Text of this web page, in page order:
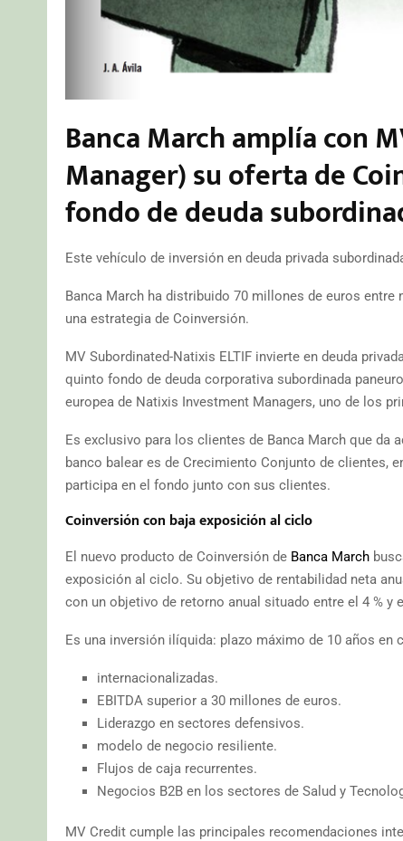
Banca March amplía con
Manager) su oferta de
fondo de deuda
Este vehículo de inversión en deuda privada
Banca March ha distribuido 70 millones de euros
una estrategia de Coinversión.
MV Subordinated-Natixis ELTIF invierte en deuda
quinto fondo de deuda corporativa subordinada
europea de Natixis Investment Managers, uno de los
Es exclusivo para los clientes de Banca March que da
banco balear es de Crecimiento Conjunto de clientes,
participa en el fondo junto con sus clientes.
Coinversión con baja exposición al ciclo
El nuevo producto de Coinversión de Banca March
exposición al ciclo. Su objetivo de rentabilidad neta
con un objetivo de retorno anual situado entre el 4 % y
Es una inversión ilíquida: plazo máximo de 10 años en
internacionalizadas.
EBITDA superior a 30 millones de euros.
Liderazgo en sectores defensivos.
modelo de negocio resiliente.
Flujos de caja recurrentes.
Negocios B2B en los sectores de Salud y
MV Credit cumple las principales recomendaciones